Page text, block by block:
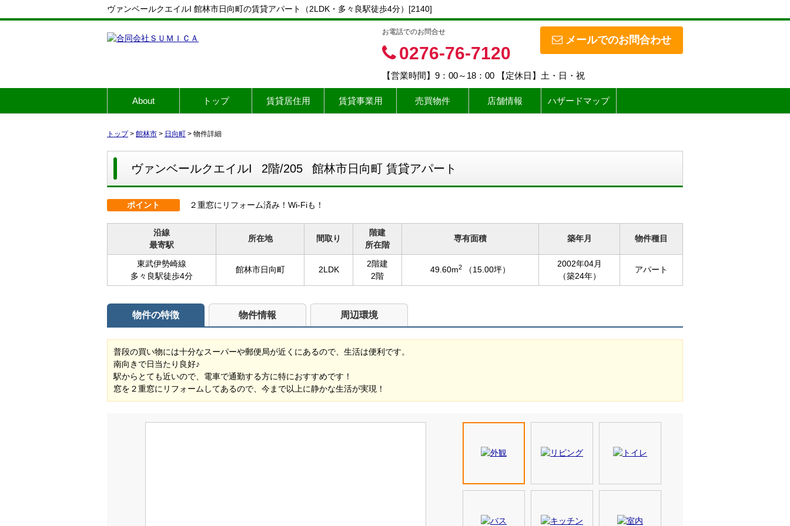
ヴァンベールクエイルI 館林市日向町の賃貸アパート（2LDK・多々良駅徒歩4分）[2140]
メールでのお問合わせ
お電話でのお問合せ
0276-76-7120
【営業時間】9：00～18：00 【定休日】土・日・祝
About トップ 賃貸居住用 賃貸事業用 売買物件 店舗情報 ハザードマップ
トップ> 館林市 > 日向町 > 物件詳細
ヴァンベールクエイルI 2階/205 館林市日向町 賃貸アパート
ポイント ２重窓にリフォーム済み！Wi-Fiも！
沿線
最寄駅
所在地 間取り
階建
所在階
専有面積 築年月 物件種目
東武伊勢崎線
多々良駅徒歩4分
館林市日向町 2LDK
2階建
2階
49.60m2 （15.00坪）
2002年04月
（築24年）
アパート
物件の特徴 物件情報 周辺環境
普段の買い物には十分なスーパーや郵便局が近くにあるので、生活は便利です。
南向きで日当たり良好♪
駅からとても近いので、電車で通勤する方に特におすすめです！
窓を２重窓にリフォームしてあるので、今まで以上に静かな生活が実現！